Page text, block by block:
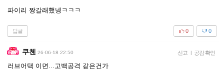
파이리 짱갈래했넹ㅋㅋㅋ
답글 0
0
쿠첸 26-06-18 22:50 신고 | 공감 확인
러브어택 이면...고백공격 같은건가